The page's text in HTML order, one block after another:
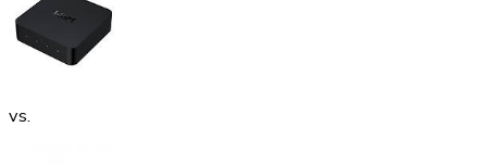
vs.